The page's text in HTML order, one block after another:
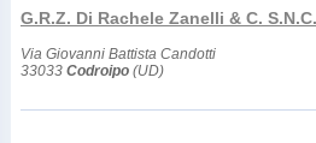
G.R.Z. Di Rachele Zanelli & C. S.N.C.
Via Giovanni Battista Candotti
33033 Codroipo (UD)